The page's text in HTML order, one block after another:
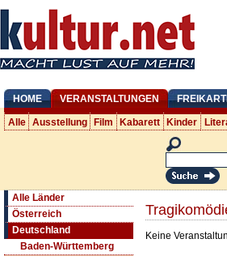
HOME VERANSTALTUNGEN
Alle Ausstellung Film Kabarett Kinder
Alle Länder
Österreich
Deutschland
Baden-Württemberg
Keine